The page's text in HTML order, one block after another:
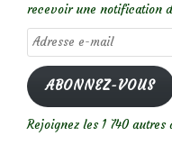
recevoir une notification
Adresse
e-
mail
ABONNEZ-VOUS
Rejoignez les 1 740 autres